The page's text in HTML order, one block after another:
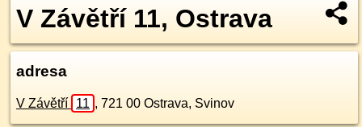
V Závětří 11, Ostrava
adresa
V Závětří 11 , 721 00 Ostrava, Svinov